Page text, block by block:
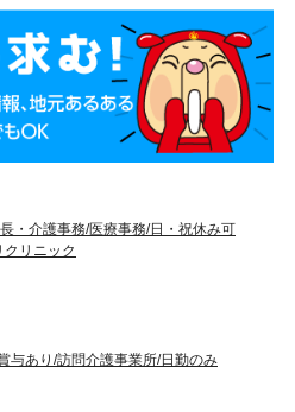
・介護事務/医療事務/日・祝休み可
リニック
与あり/訪問介護事業所/日勤のみ